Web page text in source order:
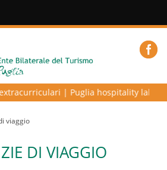
|Puglia hospitality lab –
viaggio
DI VIAGGIO